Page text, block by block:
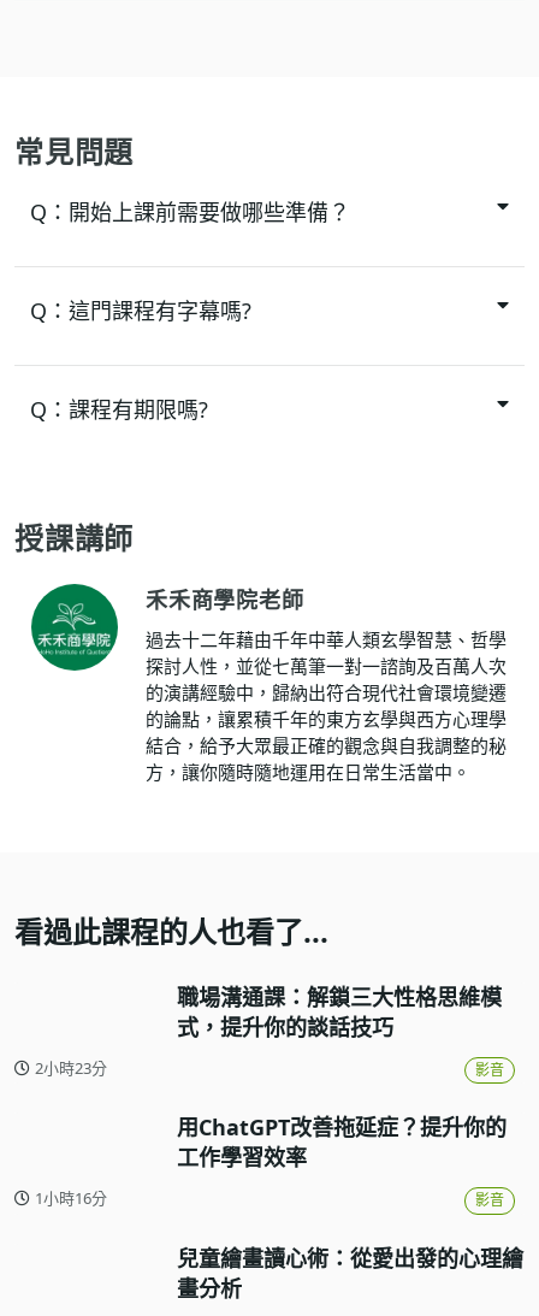
常見問題
Q： 開始上課前需要做哪些準備？
Q： 這門課程有字幕嗎?
Q： 課程有期限嗎?
授課講師
禾禾商學院老師
過去十二年藉由千年中華人類玄學智慧、哲學
探討人性，並從七萬筆一對一諮詢及百萬人次
的演講經驗中，歸納出符合現代社會環境變遷
的論點，讓累積千年的東方玄學與西方心理學
結合，給予大眾最正確的觀念與自我調整的秘
方，讓你隨時隨地運用在日常生活當中。
看過此課程的人也看了...
職場溝通課：解鎖三大性格思維模
式，提升你的談話技巧
2小時23分 影音
用ChatGPT改善拖延症？提升你的
工作學習效率
1小時16分 影音
兒童繪畫讀心術：從愛出發的心理繪
畫分析